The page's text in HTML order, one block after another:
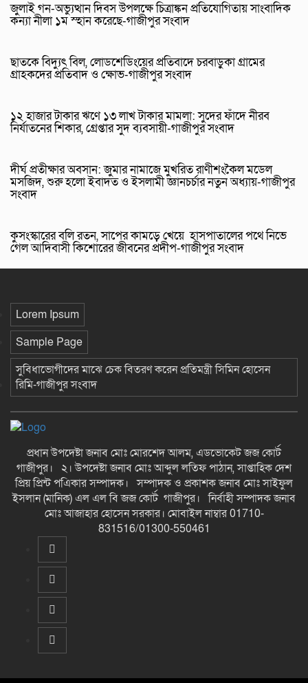
জুলাই গন-অভ্যুত্থান দিবস উপলক্ষে চিত্রাঙ্কন প্রতিযোগিতায় সাংবাদিক
কন্যা নীলা ১ম স্হান করেছে-গাজীপুর সংবাদ
ছাতকে বিদ্যুৎ বিল, লোডশেডিংয়ের প্রতিবাদে চরবাড়ুকা গ্রামের
গ্রাহকদের প্রতিবাদ ও ক্ষোভ-গাজীপুর সংবাদ
১২ হাজার টাকার ঋণে ১৩ লাখ টাকার মামলা: সুদের ফাঁদে নীরব
নির্যাতনের শিকার, গ্রেপ্তার সুদ ব্যবসায়ী-গাজীপুর সংবাদ
দীর্ঘ প্রতীক্ষার অবসান: জুমার নামাজে মুখরিত রাণীশংকৈল মডেল
মসজিদ, শুরু হলো ইবাদত ও ইসলামী জ্ঞানচর্চার নতুন অধ্যায়-গাজীপুর
সংবাদ
কুসংস্কারের বলি রতন, সাপের কামড়ে খেয়ে হাসপাতালের পথে নিভে
গেল আদিবাসী কিশোরের জীবনের প্রদীপ-গাজীপুর সংবাদ
Lorem Ipsum
Sample Page
সুবিধাভোগীদের মাঝে চেক বিতরণ করেন প্রতিমন্ত্রী সিমিন হোসেন
রিমি-গাজীপুর সংবাদ
প্রধান উপদেষ্টা জনাব মোঃ মোরশেদ আলম, এডভোকেট জজ কোর্ট
গাজীপুর। ২। উপদেষ্টা জনাব মোঃ আব্দুল লতিফ পাঠান, সাপ্তাহিক দেশ
প্রিয় প্রিন্ট পএিকার সম্পাদক। সম্পাদক ও প্রকাশক জনাব মোঃ সাইফুল
ইসলান (মানিক) এল এল বি জজ কোর্ট গাজীপুর। নির্বাহী সম্পাদক জনাব
মোঃ আজাহার হোসেন সরকার। মোবাইল নাম্বার 01710-
831516/01300-550461